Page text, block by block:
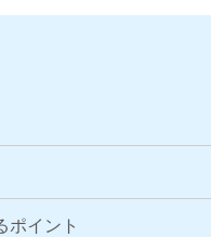
イント